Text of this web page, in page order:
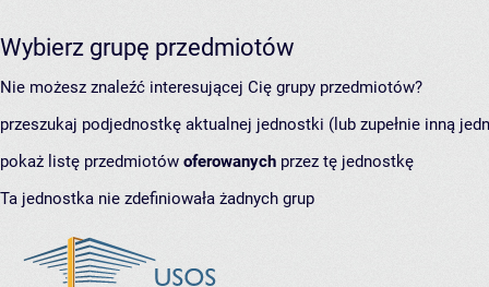
Wybierz grupę przedmiotów
Nie możesz znaleźć interesującej Cię grupy przedmiotów?
przeszukaj podjednostkę aktualnej jednostki (lub zupełnie inną
pokaż listę przedmiotów oferowanych przez tę jednostkę
Ta jednostka nie zdefiniowała żadnych grup